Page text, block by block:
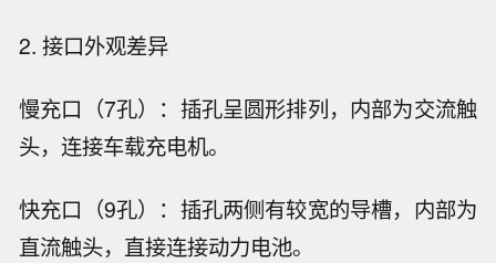
2. 接口外观差异
慢充口（7孔）：插孔呈圆形排列，内部为交流触
头，连接车载充电机。
快充口（9孔）：插孔两侧有较宽的导槽，内部为
直流触头，直接连接动力电池。